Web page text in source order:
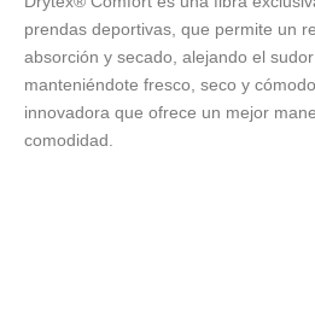
prendas deportivas, que permite un
absorción y secado, alejando el
manteniéndote fresco, seco y
innovadora que ofrece un mejor
comodidad.